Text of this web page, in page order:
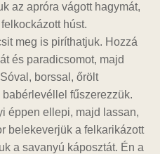
az apróra vágott hagymát,
húst.
meg is piríthatjuk. Hozzá
és paradicsomot, majd
borssal, őrölt
fűszerezzük.
éppen ellepi, majd lassan,
belekeverjük a felkarikázott
a savanyú káposztát. Én a